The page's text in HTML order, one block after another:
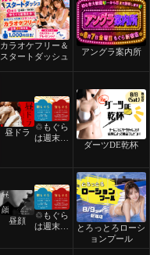
カラオケフリー＆
スタートダッシュ
アングラ案内所
昼ドラ
♲もぐら
は週末祝
ダーツDE乾杯
昼顔
♲もぐら
は週末祝
間営業♲
とろっとろローシ
ョンプール